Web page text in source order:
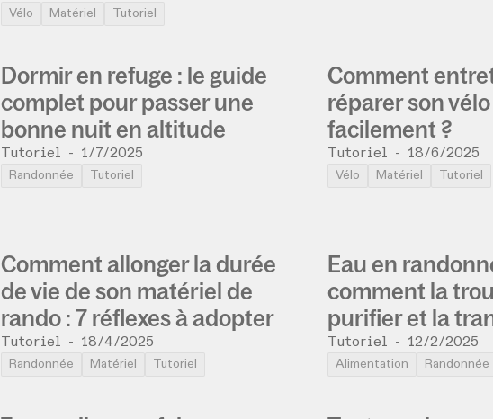
Vélo Matériel Tutoriel
Dormir en refuge : le guide
complet pour passer une
bonne nuit en altitude
Tutoriel - 1/7/2025
Randonnée Tutoriel
Comment
réparer son vélo
facilement ?
Tutoriel - 18/6/2025
Vélo Matériel Tutoriel
Comment allonger la durée
de vie de son matériel de
rando : 7 réflexes à adopter
Tutoriel - 18/4/2025
Randonnée Matériel Tutoriel
Eau en
comment la
purifier et la
Tutoriel - 12/2/2025
Alimentation Randonnée